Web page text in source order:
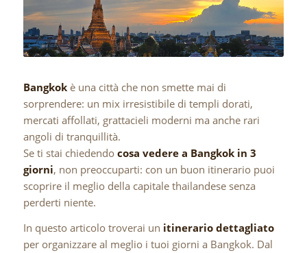
Bangkokè una città che non smette mai di
sorprendere: un mix irresistibile di templi dorati,
mercati affollati, grattacieli moderni ma anche rari
angoli di tranquillità.
Se ti stai chiedendo cosa vedere a Bangkok in 3
giorni, non preoccuparti: con un buon itinerario puoi
scoprire il meglio della capitale thailandese senza
perderti niente.
In questo articolo troverai un itinerario dettagliato
per organizzare al meglio i tuoi giorni a Bangkok. Dal